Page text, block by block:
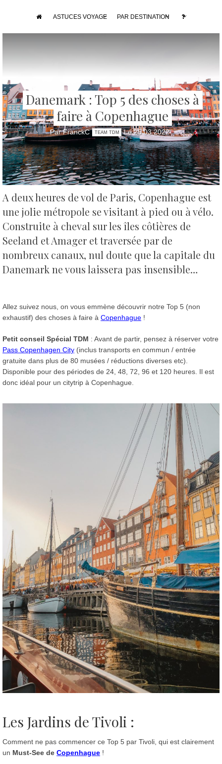
ASTUCES VOYAGE PAR DESTINATION
Danemark : Top 5 des choses à
faire à Copenhague
Par FranckC TEAM TDM Le 25 03 2022
A deux heures de vol de Paris, Copenhague est
une jolie métropole se visitant à pied ou à vélo.
Construite à cheval sur les îles côtières de
Seeland et Amager et traversée par de
nombreux canaux, nul doute que la capitale du
Danemark ne vous laissera pas insensible…
Allez suivez nous, on vous emmène découvrir notre Top 5 (non
exhaustif) des choses à faire à Copenhague !
Petit conseil Spécial TDM : Avant de partir, pensez à réserver votre
Pass Copenhagen City (inclus transports en commun / entrée
gratuite dans plus de 80 musées / réductions diverses etc).
Disponible pour des périodes de 24, 48, 72, 96 et 120 heures. Il est
donc idéal pour un citytrip à Copenhague.
Les Jardins de Tivoli :
Comment ne pas commencer ce Top 5 par Tivoli, qui est clairement
un Must-See de Copenhague !